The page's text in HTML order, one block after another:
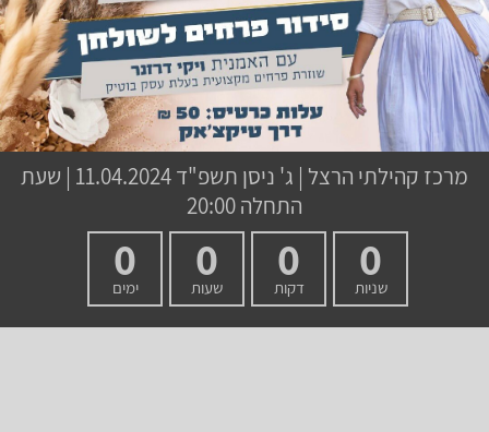
מרכז קהילתי הרצל | ג' ניסן תשפ"ד
11.04.2024 | שעת
התחלה 20:00
0
שניות
0
דקות
0
שעות
0
ימים